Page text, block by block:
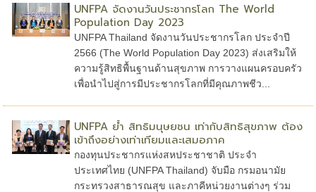
UNFPA จัดงานวันประชากรโลก The World
Population Day 2023
UNFPA Thailand จัดงานวันประชากรโลก ประจำปี
2566 (The World Population Day 2023) ส่งเสริมให้
ความรู้สิทธิพื้นฐานด้านสุขภาพ การวางแผนครอบครัว
เพื่อนำไปสู่การมีประชากรโลกที่มีคุณภาพชีว...
UNFPA ย้ำ สิทธิมนุษยชน เท่ากับสิทธิสุขภาพ ต้อง
เข้าถึงอย่างเท่าเทียมและเสมอภาค
กองทุนประชากรแห่งสหประชาชาติ ประจำ
ประเทศไทย (UNFPA Thailand) จับมือ กรมอนามัย
กระทรวงสาธารณสุข และภาคีหน่วยงานต่างๆ ร่วม